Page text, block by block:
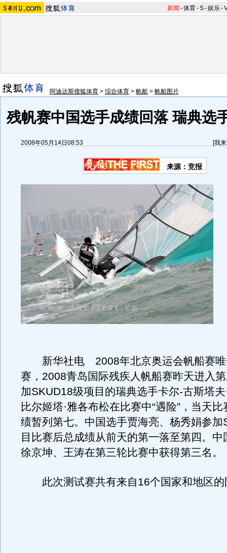
新闻 -体育-S-娱乐-
阿迪达斯搜狐体育 > 综合体育 > 帆船 > 帆船图片
残帆赛中国选手成绩回落 瑞典选
2008年05月14日08:53 [我
来源：竞报
新华社电 2008年北京奥运会帆船赛唯
赛，2008青岛国际残疾人帆船赛昨天进入
加SKUD18级项目的瑞典选手卡尔-古斯塔
比尔姬塔·雅各布松在比赛中“遇险”，当天
绩暂列第七。中国选手贾海亮、杨秀娟参加
目比赛后总成绩从前天的第一落至第四。中
徐京坤、王涛在第三轮比赛中获得第三名。
此次测试赛共有来自16个国家和地区的